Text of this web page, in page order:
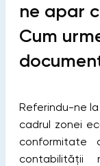
ne apar
Cum
Referindu-ne
cadrul zonei
conformitate
contabilităţii